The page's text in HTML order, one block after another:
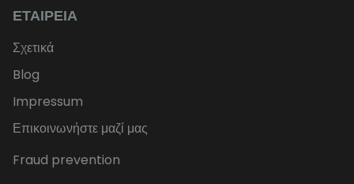
ΕΤΑΙΡΕΊΑ
Σχετικά
Blog
Impressum
Επικοινωνήστε μαζί μας
Fraud prevention